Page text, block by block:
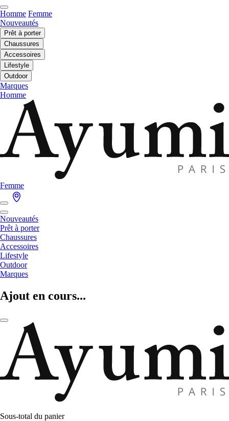
Homme Femme
Nouveautés
Prêt à porter
Chaussures
Accessoires
Lifestyle
Outdoor
Marques
Homme
Femme
Nouveautés
Prêt à porter
Chaussures
Accessoires
Lifestyle
Outdoor
Marques
Ajout en cours...
Sous-total du panier